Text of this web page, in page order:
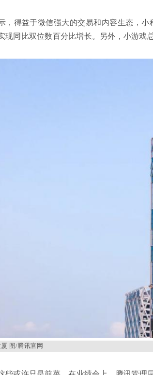
，得益于微信强大的交易和内容生态，
现同比双位数百分比增长。另外，小游戏
图/腾讯官网